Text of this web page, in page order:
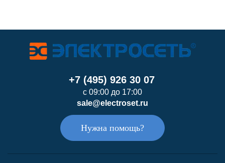
+7 (495) 926 30 07
с 09:00 до 17:00
sale@electroset.ru
Нужна помощь?